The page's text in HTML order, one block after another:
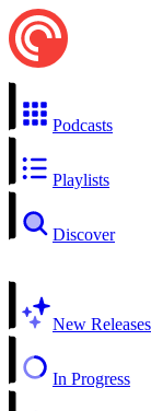
Podcasts
Playlists
Discover
New Releases
In Progress